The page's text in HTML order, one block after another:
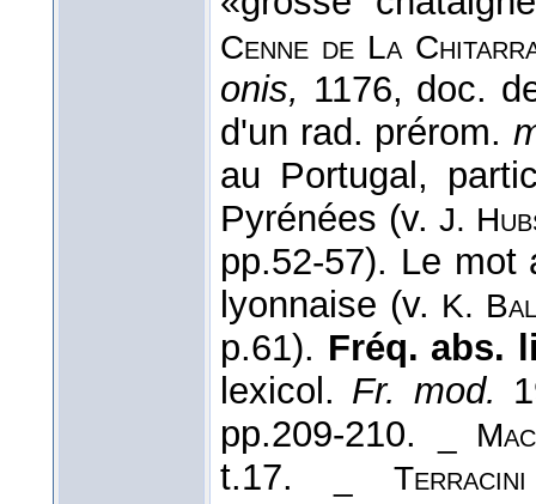
Cenne de La
onis, 1176, doc.
d'un rad. prérom.
au Portugal,
Pyrénées (v.J.
pp.52-57). Le mot
lyonnaise (v. K.
p.61). Fréq. abs.
lexicol. Fr. mod.
pp.209-210.
_
t.17. Terracini